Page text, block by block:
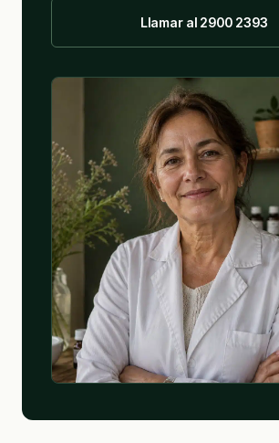
Llamar al 2900 2393